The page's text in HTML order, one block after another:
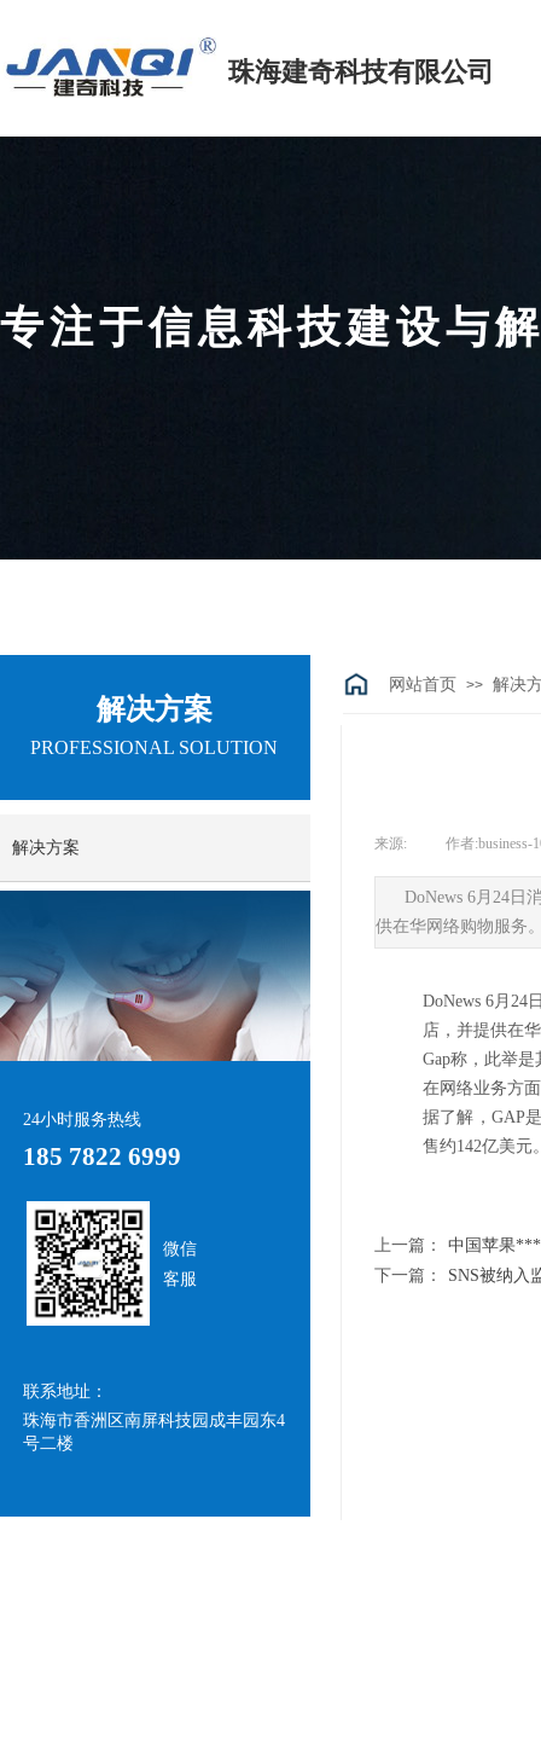
珠海建奇科技有限公司
专注于信息科技建设
网站首页 >> 解决
解决方案
PROFESSIONAL SOLUTION
来源: 作者:business-
DoNews 6月24日
供在华网络购物服务
DoNews 6月24
店，并提供在
Gap称，此举
在网络业务方
据了解，GAP
售约142亿美元
上一篇：
中国苹果
下一篇：
SNS被纳入
解决方案
联系地址：
珠海市香洲区南屏科技园成丰园东4
号二楼
微信
客服
24小时服务热线
185 7822 6999